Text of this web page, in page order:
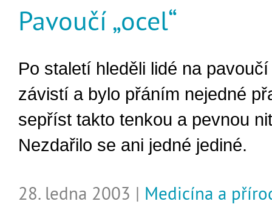
Pavoučí „ocel“
Po staletí hleděli lidé na
závistí a bylo přáním nejedné
sepříst takto tenkou a pevnou
Nezdařilo se ani jedné jediné.
28. ledna 2003 | Medicína a